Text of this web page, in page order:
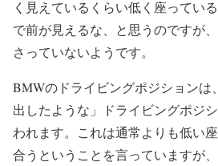
く見えているくらい低く座ってい
で前が見えるな、と思うのですが
さっていないようです。
BMWのドライビングポジションは
出したような」ドライビングポジ
われます。これは通常よりも低い
合うということを言っていますが